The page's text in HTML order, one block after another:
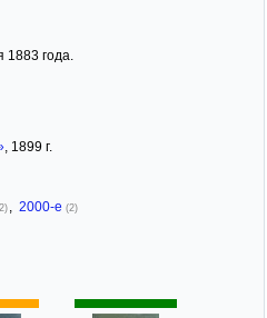
года.
, 1899 г.
2000-е (2)